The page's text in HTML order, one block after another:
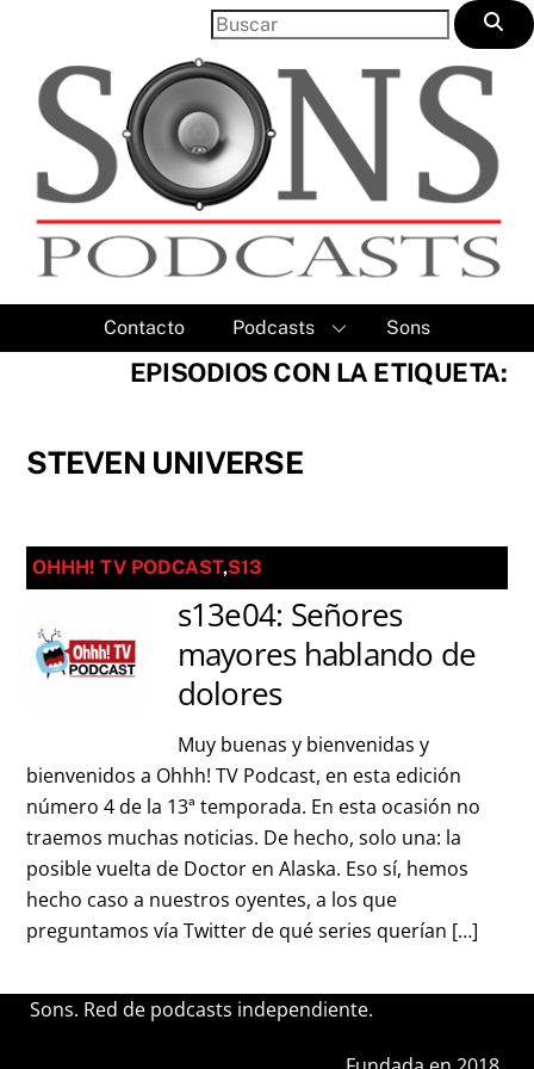
content
Contacto Podcasts Sons
EPISODIOS CON LA ETIQUETA:
STEVEN UNIVERSE
OHHH! TV PODCAST,S13
s13e04: Señores
mayores hablando de
dolores
Muy buenas y bienvenidas y
bienvenidos a Ohhh! TV Podcast, en esta edición
número 4 de la 13ª temporada. En esta ocasión no
traemos muchas noticias. De hecho, solo una: la
posible vuelta de Doctor en Alaska. Eso sí, hemos
hecho caso a nuestros oyentes, a los que
preguntamos vía Twitter de qué series querían […]
Sons. Red de podcasts independiente.